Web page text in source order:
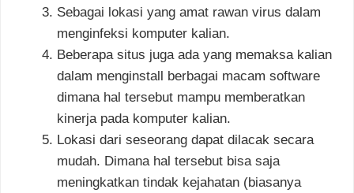
Sebagai lokasi yang amat rawan virus dalam
menginfeksi komputer kalian.
Beberapa situs juga ada yang memaksa kalian
dalam menginstall berbagai macam software
dimana hal tersebut mampu memberatkan
kinerja pada komputer kalian.
Lokasi dari seseorang dapat dilacak secara
mudah. Dimana hal tersebut bisa saja
meningkatkan tindak kejahatan (biasanya